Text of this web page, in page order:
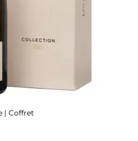
| Coffret